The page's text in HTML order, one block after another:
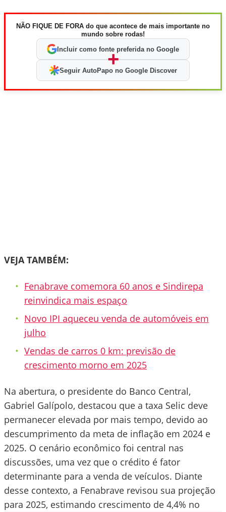
NÃO FIQUE DE FORA do que acontece de mais importante no
mundo sobre rodas!
Incluir como fonte preferida no Google
+
Seguir AutoPapo no Google Discover
VEJA TAMBÉM:
Fenabrave comemora 60 anos e Sindirepa
reinvindica mais espaço
Novo IPI aqueceu venda de automóveis em
julho
Vendas de carros 0 km: previsão de
crescimento morno em 2025
Na abertura, o presidente do Banco Central,
Gabriel Galípolo, destacou que a taxa Selic deve
permanecer elevada por mais tempo, devido ao
descumprimento da meta de inflação em 2024 e
2025. O cenário econômico foi central nas
discussões, uma vez que o crédito é fator
determinante para a venda de veículos. Diante
desse contexto, a Fenabrave revisou sua projeção
para 2025, estimando crescimento de 4,4% no